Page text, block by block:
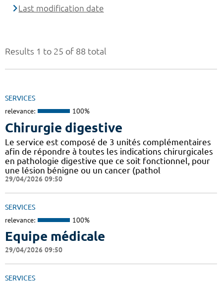
Results 1 to 25 of 88 total
SERVICES
relevance: 100%
Chirurgie digestive
Le service est composé de 3 unités complémentaires
afin de répondre à toutes les indications chirurgicales
en pathologie digestive que ce soit fonctionnel, pour
une lésion bénigne ou un cancer (pathol
29/04/2026 09:50
SERVICES
relevance: 100%
Equipe médicale
29/04/2026 09:50
SERVICES
Last modification date